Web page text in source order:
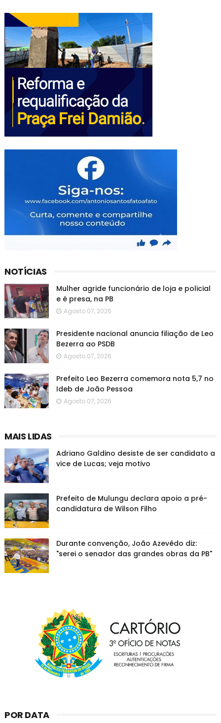
NOTÍCIAS
Mulher agride funcionário de loja e policial
e é presa, na PB
Agosto 07, 2026
Presidente nacional anuncia filiação de Leo
Bezerra ao PSDB
Agosto 07, 2026
Prefeito Leo Bezerra comemora nota 5,7 no
Ideb de João Pessoa
Agosto 07, 2026
MAIS LIDAS
Adriano Galdino desiste de ser candidato a
vice de Lucas; veja motivo
Prefeito de Mulungu declara apoio a pré-
candidatura de Wilson Filho
Durante convenção, João Azevêdo diz:
"serei o senador das grandes obras da PB"
POR DATA